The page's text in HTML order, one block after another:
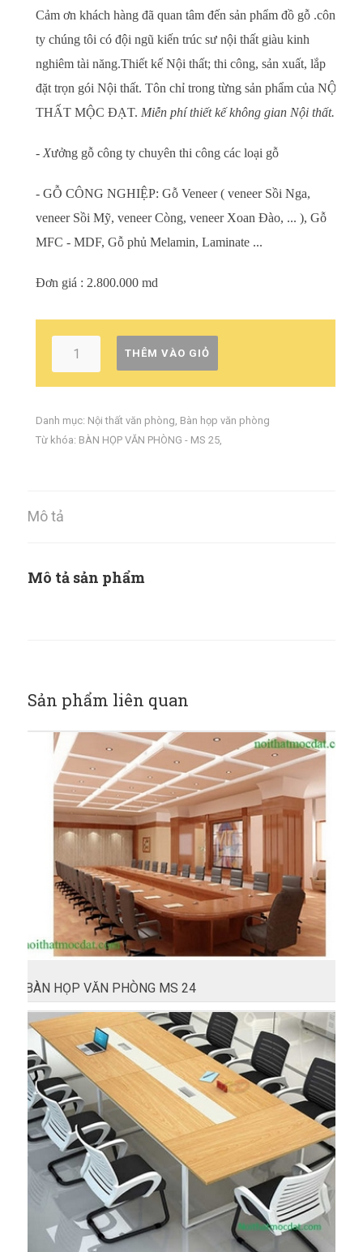
Cảm ơn khách hàng đã quan tâm đến sản phẩm đồ gỗ .công
ty chúng tôi có đội ngũ kiến trúc sư nội thất giàu kinh
nghiêm tài năng.Thiết kế Nội thất; thi công, sản xuất, lắp
đặt trọn gói Nội thất. Tôn chỉ trong từng sản phẩm của NỘI
THẤT MỘC ĐẠT. Miễn phí thiết kế không gian Nội thất.
- Xưởng gỗ công ty chuyên thi công các loại gỗ
- GỖ CÔNG NGHIỆP: Gỗ Veneer ( veneer Sồi Nga,
veneer Sồi Mỹ, veneer Còng, veneer Xoan Đào, ... ), Gỗ
MFC - MDF, Gỗ phủ Melamin, Laminate ...
Đơn giá : 2.800.000 md
THÊM VÀO GIỎ
Danh mục: Nội thất văn phòng, Bàn họp văn phòng
Từ khóa: BÀN HỌP VĂN PHÒNG - MS 25,
Mô tả
Mô tả sản phẩm
Sản phẩm liên quan
BÀN HỌP VĂN PHÒNG MS 24